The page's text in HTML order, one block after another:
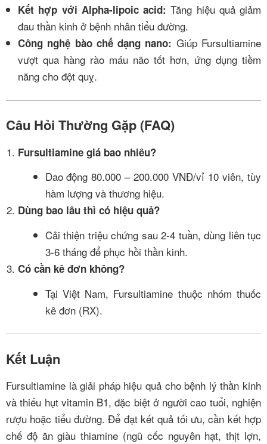
Kết hợp với Alpha-lipoic acid: Tăng hiệu quả giảm
đau thần kinh ở bệnh nhân tiểu đường.
Công nghệ bào chế dạng nano: Giúp Fursultiamine
vượt qua hàng rào máu não tốt hơn, ứng dụng tiềm
năng cho đột quỵ.
Câu Hỏi Thường Gặp (FAQ)
Fursultiamine giá bao nhiêu?
Dao động 80.000 – 200.000 VNĐ/vỉ 10 viên, tùy
hàm lượng và thương hiệu.
Dùng bao lâu thì có hiệu quả?
Cải thiện triệu chứng sau 2-4 tuần, dùng liên tục
3-6 tháng để phục hồi thần kinh.
Có cần kê đơn không?
Tại Việt Nam, Fursultiamine thuộc nhóm thuốc
kê đơn (RX).
Kết Luận
Fursultiamine là giải pháp hiệu quả cho bệnh lý thần kinh
và thiếu hụt vitamin B1, đặc biệt ở người cao tuổi, nghiện
rượu hoặc tiểu đường. Để đạt kết quả tối ưu, cần kết hợp
chế độ ăn giàu thiamine (ngũ cốc nguyên hạt, thịt lợn,